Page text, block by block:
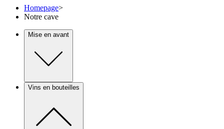
Homepage>
Notre cave
Mise en avant
Vins en bouteilles